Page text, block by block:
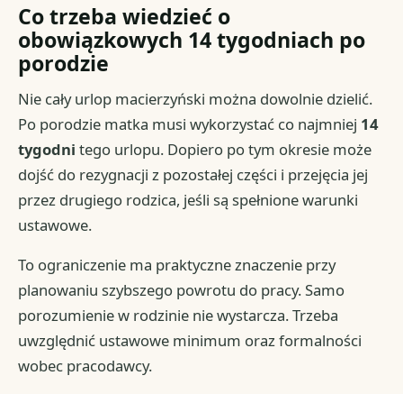
Co trzeba wiedzieć o
obowiązkowych 14 tygodniach po
porodzie
Nie cały urlop macierzyński można dowolnie dzielić.
Po porodzie matka musi wykorzystać co najmniej 14
tygodni tego urlopu. Dopiero po tym okresie może
dojść do rezygnacji z pozostałej części i przejęcia jej
przez drugiego rodzica, jeśli są spełnione warunki
ustawowe.
To ograniczenie ma praktyczne znaczenie przy
planowaniu szybszego powrotu do pracy. Samo
porozumienie w rodzinie nie wystarcza. Trzeba
uwzględnić ustawowe minimum oraz formalności
wobec pracodawcy.